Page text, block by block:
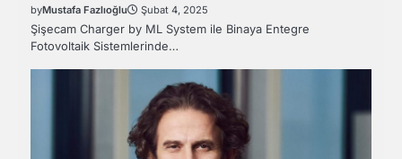
byMustafa Fazlıoğlu Şubat 4, 2025
Şişecam Charger by ML System ile Binaya Entegre
Fotovoltaik Sistemlerinde…